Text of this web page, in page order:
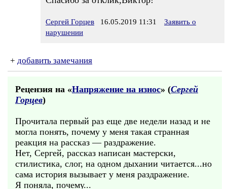
Сергей Горцев 16.05.2019 11:31
Заявить о
нарушении
+ добавить замечания
Рецензия на «Напряжение на износ» (Сергей
Горцев)
Прочитала первый раз еще две недели назад и не
могла понять, почему у меня такая странная
реакция на рассказ — раздражение.
Нет, Сергей, рассказ написан мастерски,
стилистика, слог, на одном дыхании читается...но
сама история вызывает у меня раздражение.
Я поняла, почему...